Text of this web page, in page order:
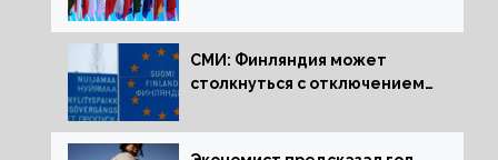
СМИ: Финляндия может
столкнуться с отключением